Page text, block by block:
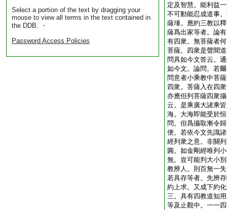
Select a portion of the text by dragging your
mouse to view all terms in the text contained in
the DDB. ・
Password Access Policies
定及智慧。能利益
不可動能忍成道事
薩埵。應約三教以
薩爲出家等者。論
有四衆。無菩薩者
菩薩。四衆是聲聞
問具如今文答云。
如今文。論問。若
問意者小乘教中菩
四衆。菩薩入在四
亦應但列菩薩四衆
云。是乘廣大諸乘
海。大海即能受於
問。但爲攝取漸令
便。若依今文先識
經列衆之意。非關
圓。如金剛經唯列
無。豈可能判大小
教辨人。則百無一
若具存等者。先辨
約上求。又成下約
三。具有四教道知
等及止觀中。一一